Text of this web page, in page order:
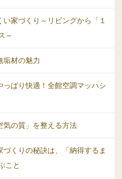
い家づくり～リビングから「１
～
垢材の魅力
っぱり快適！全館空調マッハシ
気の質」を整える方法
づくりの秘訣は、「納得するま
こと